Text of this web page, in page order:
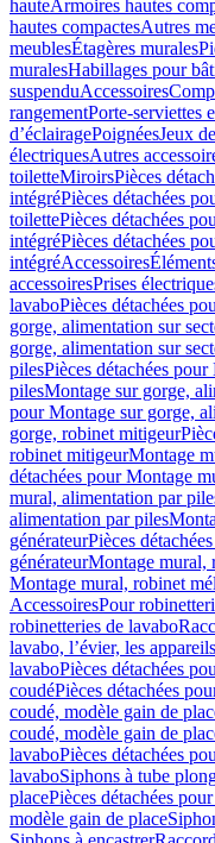
hauteArmoires hautes
hautes compactesAutres
meublesÉtagères murales
muralesHabillages pour
suspenduAccessoires
rangementPorte-serviettes
d’éclairagePoignéesJeux
électriquesAutres
toiletteMiroirsPièces
intégréPièces détachées
toilettePièces détachées
intégréPièces détachées
intégréAccessoires
accessoiresPrises
lavaboPièces détachées
gorge, alimentation sur
gorge, alimentation sur
pilesPièces détachées
pilesMontage sur gorge,
pour Montage sur gorge,
gorge, robinet mitigeur
robinet mitigeurMontage
détachées pour Montage
mural, alimentation par
alimentation par piles
générateurPièces
générateurMontage mural,
Montage mural, robinet
AccessoiresPour
robinetteries de lavabo
lavabo, l’évier, les
lavaboPièces détachées
coudéPièces détachées
coudé, modèle gain de
coudé, modèle gain de
lavaboPièces détachées
lavaboSiphons à tube
placePièces détachées
modèle gain de place